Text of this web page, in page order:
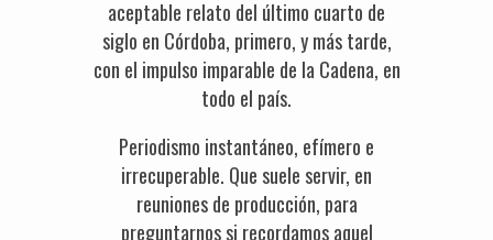
aceptable relato del último cuarto de
siglo en Córdoba, primero, y más tarde,
con el impulso imparable de la Cadena, en
todo el país.
Periodismo instantáneo, efímero e
irrecuperable. Que suele servir, en
reuniones de producción, para
preguntarnos si recordamos aquel